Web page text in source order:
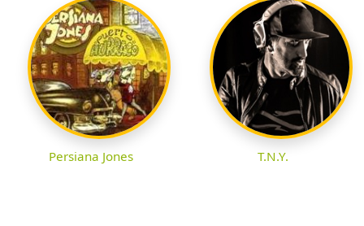
Persiana Jones T.N.Y.